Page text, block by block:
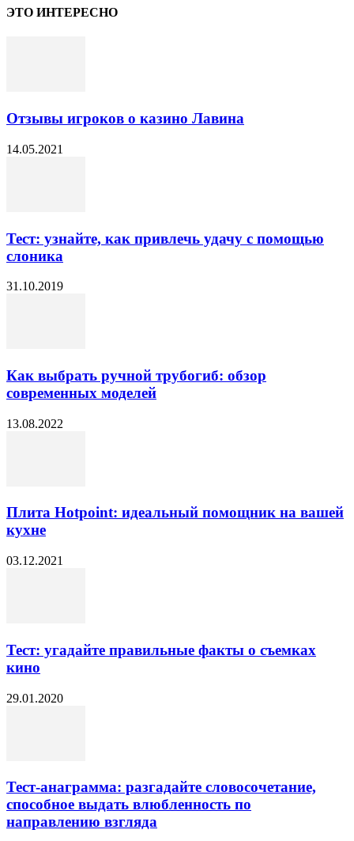
ЭТО ИНТЕРЕСНО
Отзывы игроков о казино Лавина
14.05.2021
Тест: узнайте, как привлечь удачу с помощью
слоника
31.10.2019
Как выбрать ручной трубогиб: обзор
современных моделей
13.08.2022
Плита Hotpoint: идеальный помощник на вашей
кухне
03.12.2021
Тест: угадайте правильные факты о съемках
кино
29.01.2020
Тест-анаграмма: разгадайте словосочетание,
способное выдать влюбленность по
направлению взгляда